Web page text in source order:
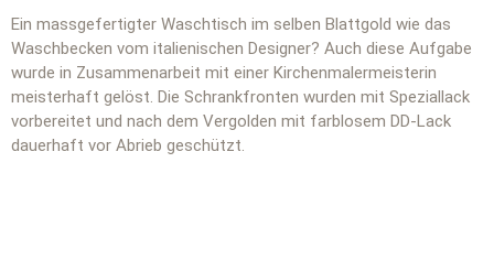
Ein massgefertigter Waschtisch im selben Blattgold wie das
Waschbecken vom italienischen Designer? Auch diese Aufgabe
wurde in Zusammenarbeit mit einer Kirchenmalermeisterin
meisterhaft gelöst. Die Schrankfronten wurden mit Speziallack
vorbereitet und nach dem Vergolden mit farblosem DD-Lack
dauerhaft vor Abrieb geschützt.